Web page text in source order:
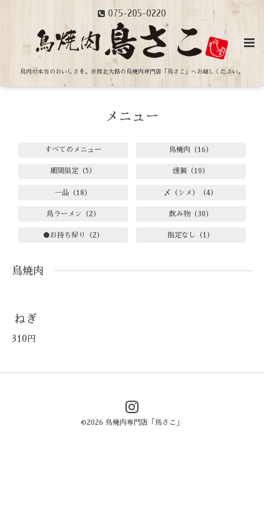
075-205-0220
鳥肉の本当のおいしさを。 京都北大路の鳥焼肉専門店「鳥さこ」へお越しください。
メニュー
すべてのメニュー 鳥焼肉（16）
期間限定（5） 燻製（10）
一品（18） 〆（シメ）（4）
鳥ラーメン（2） 飲み物（30）
●お持ち帰り（2） 指定なし（1）
鳥焼肉
ねぎ
310円
©2026 鳥焼肉専門店「鳥さこ」